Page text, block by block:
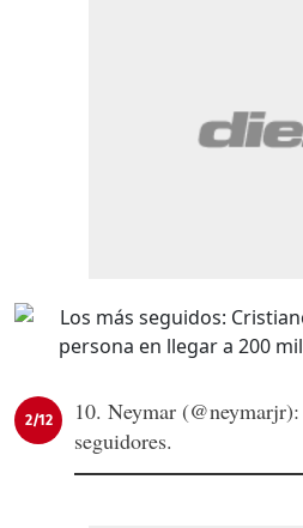
2/12
10. Neymar
seguidores.